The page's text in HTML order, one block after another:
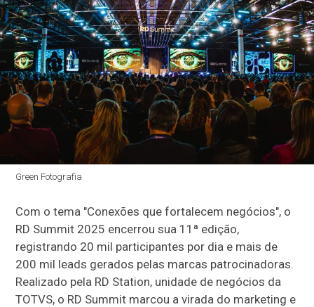
Green Fotografia
Com o tema "Conexões que fortalecem negócios", o
RD Summit 2025 encerrou sua 11ª edição,
registrando 20 mil participantes por dia e mais de
200 mil leads gerados pelas marcas patrocinadoras.
Realizado pela RD Station, unidade de negócios da
TOTVS, o RD Summit marcou a virada do marketing e